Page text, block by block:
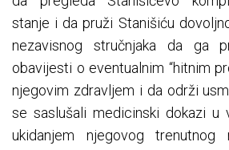
stanje i da pruži Stanišiću
nezavisnog stručnjaka da ga
obavijesti o eventualnim “hitnim
njegovim zdravljem i da održi
se saslušali medicinski dokazi u
ukidanjem njegovog